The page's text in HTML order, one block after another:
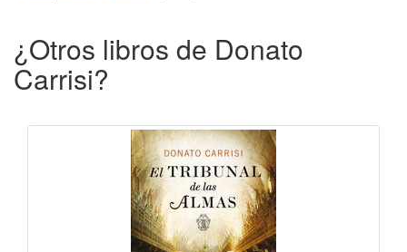
¿Otros libros de Donato
Carrisi?